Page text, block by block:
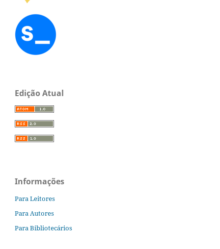
Edição Atual
Informações
Para Leitores
Para Autores
Para Bibliotecários